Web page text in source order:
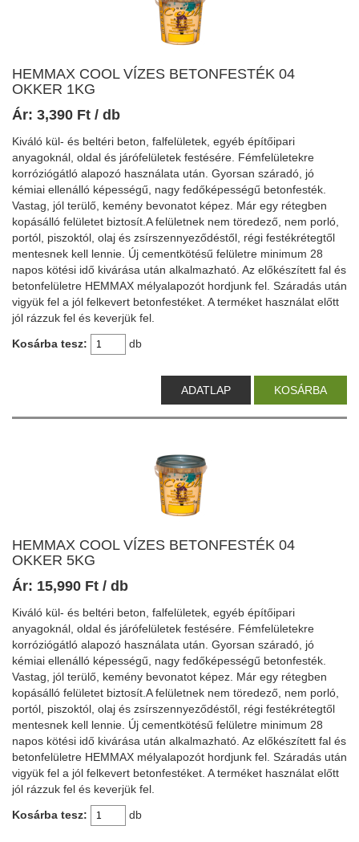
HEMMAX COOL VÍZES BETONFESTÉK 04
OKKER 1KG
Ár: 3,390 Ft / db
Kiváló kül- és beltéri beton, falfelületek, egyéb építőipari
anyagoknál, oldal és járófelületek festésére. Fémfelületekre
korróziógátló alapozó használata után. Gyorsan száradó, jó
kémiai ellenálló képességű, nagy fedőképességű betonfesték.
Vastag, jól terülő, kemény bevonatot képez. Már egy rétegben
kopásálló felületet biztosít.A felületnek nem töredező, nem porló,
portól, piszoktól, olaj és zsírszennyeződéstől, régi festékrétegtől
mentesnek kell lennie. Új cementkötésű felületre minimum 28
napos kötési idő kivárása után alkalmazható. Az előkészített fal és
betonfelületre HEMMAX mélyalapozót hordjunk fel. Száradás után
vigyük fel a jól felkevert betonfestéket. A terméket használat előtt
jól rázzuk fel és keverjük fel.
Kosárba tesz:
db
ADATLAP KOSÁRBA
HEMMAX COOL VÍZES BETONFESTÉK 04
OKKER 5KG
Ár: 15,990 Ft / db
Kiváló kül- és beltéri beton, falfelületek, egyéb építőipari
anyagoknál, oldal és járófelületek festésére. Fémfelületekre
korróziógátló alapozó használata után. Gyorsan száradó, jó
kémiai ellenálló képességű, nagy fedőképességű betonfesték.
Vastag, jól terülő, kemény bevonatot képez. Már egy rétegben
kopásálló felületet biztosít.A felületnek nem töredező, nem porló,
portól, piszoktól, olaj és zsírszennyeződéstől, régi festékrétegtől
mentesnek kell lennie. Új cementkötésű felületre minimum 28
napos kötési idő kivárása után alkalmazható. Az előkészített fal és
betonfelületre HEMMAX mélyalapozót hordjunk fel. Száradás után
vigyük fel a jól felkevert betonfestéket. A terméket használat előtt
jól rázzuk fel és keverjük fel.
Kosárba tesz:
db